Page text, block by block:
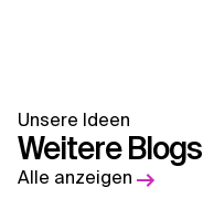
Unsere Ideen
Weitere Blogs
Alle anzeigen